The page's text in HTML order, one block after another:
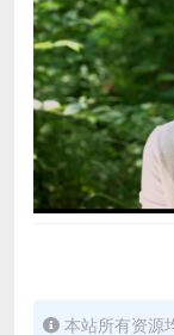
本站所有资源